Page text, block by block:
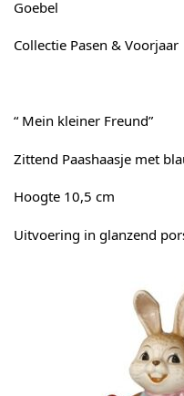
Goebel
Collectie Pasen & Voorjaar
“ Mein kleiner Freund”
Zittend Paashaasje met
Hoogte 10,5 cm
Uitvoering in glanzend